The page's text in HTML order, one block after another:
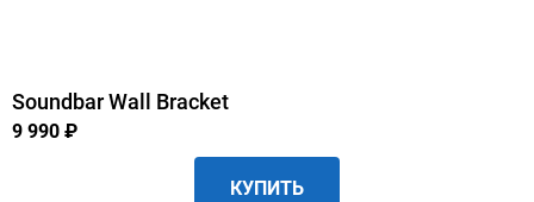
Soundbar Wall Bracket
9 990 ₽
КУПИТЬ